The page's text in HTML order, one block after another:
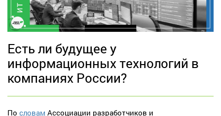
Есть ли будущее у
информационных технологий в
компаниях России?
По словам Ассоциации разработчиков и